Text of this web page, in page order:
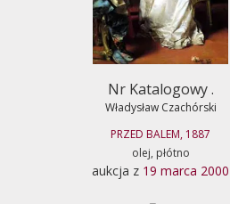
Nr Katalogowy .
Władysław Czachórski
PRZED BALEM, 1887
olej, płótno
aukcja z 19 marca 2000